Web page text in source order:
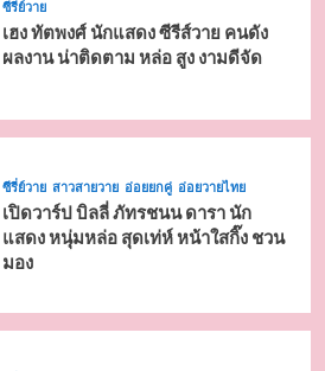
ซีรี่ย์วาย
เฮง ทัตพงศ์ นักแสดง ซีรีส์วาย คนดัง
ผลงาน น่าติดตาม หล่อ สูง งามดีจัด
ซีรี่ย์วาย สาวสายวาย อ่อยยกคู่ อ่อยวายไทย
เปิดวาร์ป บิลลี่ ภัทรชนน ดารา นัก
แสดง หนุ่มหล่อ สุดเท่ห์ หน้าใสกิ๊ง ชวน
มอง